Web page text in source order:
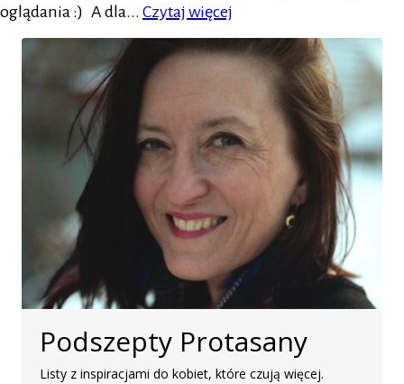
oglądania :) A dla... Czytaj więcej
Podszepty Protasany
Listy z inspiracjami do kobiet, które czują więcej.